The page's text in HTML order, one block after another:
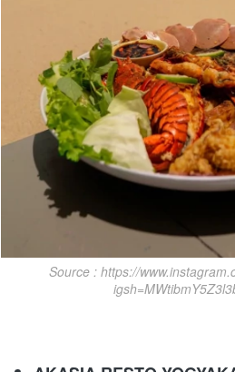
Source : https://